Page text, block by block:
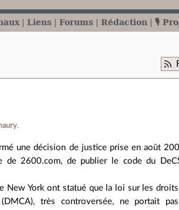
Liens Forums Rédaction 🎙️
.
une décision de justice prise en août
de 2600.com, de publier le code du
New York ont statué que la loi sur les
très controversée, ne portait